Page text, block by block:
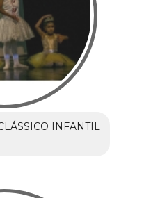
INFANTIL